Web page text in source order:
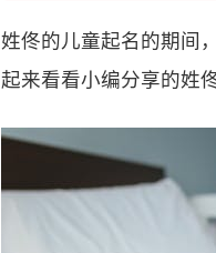
姓佟的儿童起名的期间
起来看看小编分享的姓